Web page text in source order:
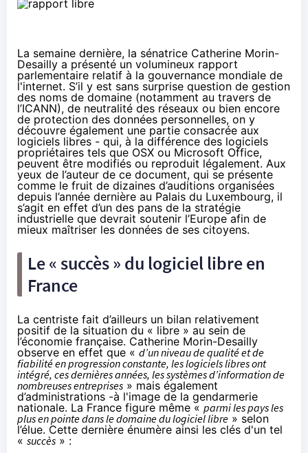
La semaine dernière, la sénatrice Catherine Morin-
Desailly a présenté un volumineux rapport
parlementaire relatif à la gouvernance mondiale de
l'internet. S’il y est sans surprise question de gestion
des noms de domaine (notamment au travers de
l’ICANN), de neutralité des réseaux ou bien encore
de protection des données personnelles, on y
découvre également une partie consacrée aux
logiciels libres - qui, à la différence des logiciels
propriétaires tels que OSX ou Microsoft Office,
peuvent être modifiés ou reproduit légalement. Aux
yeux de l’auteur de ce document, qui se présente
comme le fruit de dizaines d’auditions organisées
depuis l’année dernière au Palais du Luxembourg, il
s’agit en effet d’un des pans de la stratégie
industrielle que devrait soutenir l’Europe afin de
mieux maîtriser les données de ses citoyens.
Le « succès » du logiciel libre en
France
La centriste fait d’ailleurs un bilan relativement
positif de la situation du « libre » au sein de
l’économie française. Catherine Morin-Desailly
observe en effet que « d’un niveau de qualité et de
fiabilité en progression constante, les logiciels libres ont
intégré, ces dernières années, les systèmes d’information de
nombreuses entreprises » mais également
d’administrations -à l'image de la gendarmerie
nationale. La France figure même « parmi les pays les
plus en pointe dans le domaine du logiciel libre » selon
l’élue. Cette dernière énumère ainsi les clés d'un tel
« succès » :